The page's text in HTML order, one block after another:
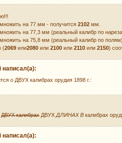
на 77 мм - получится2102 мм.
на 77,3 мм (реальный калибр по
на 75,8 мм (реальный калибр по
(2069 или2080 или2100 или2110 или2150)
написал(а):
о ДВУХ калибрах орудия 1898 г.:
ДВУХ калибрахДВУХДЛИНАХ В калибрах
написал(а):